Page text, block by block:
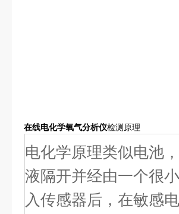
在线电化学氧气分析仪检测原理
电化学原理类似电池
液隔开并经由一个很
入传感器后，在敏感